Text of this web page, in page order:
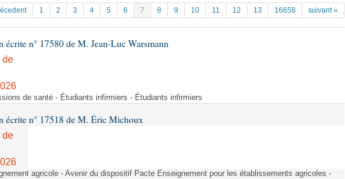
1 2 3 4 5 6 7 8 9 10 11 12 13 16658 suivant »
écrite n° 17580 de M. Jean-Luc Warsmann
de
de santé - Étudiants infirmiers - Étudiants infirmiers
écrite n° 17518 de M. Éric Michoux
de
agricole - Avenir du dispositif Pacte Enseignement pour les établissements agricoles -